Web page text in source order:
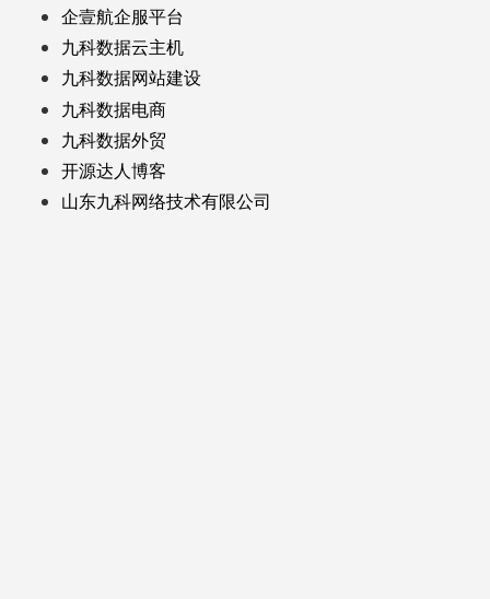
企壹航企服平台
九科数据云主机
九科数据网站建设
九科数据电商
九科数据外贸
开源达人博客
山东九科网络技术有限公司